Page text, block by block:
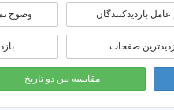
بازدیدکنندگان وضوح
صفحات
مقایسه بین دو تاریخ